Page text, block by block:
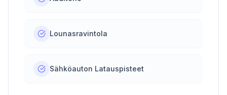
Lounasravintola
Sähköauton Latauspisteet